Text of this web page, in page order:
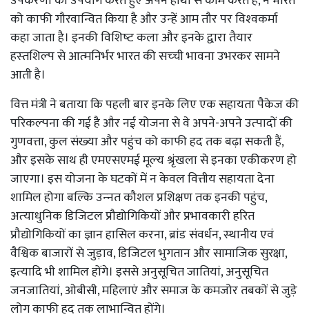
को काफी गौरवान्वित किया है और उन्‍हें आम तौर पर विश्‍वकर्मा
कहा जाता है। इनकी विशिष्‍ट कला और इनके द्वारा तैयार
हस्‍तशिल्‍प से आत्‍मनिर्भर भारत की सच्‍ची भावना उभरकर सामने
आती है।
वित्त मंत्री ने बताया कि पहली बार इनके लिए एक सहायता पैकेज की
परिकल्‍पना की गई है और नई योजना से वे अपने-अपने उत्‍पादों की
गुणवत्ता, कुल संख्‍या और पहुंच को काफी हद तक बढ़ा सकती हैं,
और इसके साथ ही एमएसएमई मूल्‍य श्रृंखला से इनका एकीकरण हो
जाएगा। इस योजना के घटकों में न केवल वित्तीय सहायता देना
शामिल होगा बल्कि उन्‍नत कौशल प्रशिक्षण तक इनकी पहुंच,
अत्‍याधुनिक डिजिटल प्रौद्योगिकियों और प्रभावकारी हरित
प्रौद्योगिकियों का ज्ञान हासिल करना, ब्रांड संवर्धन, स्‍थानीय एवं
वैश्विक बाजारों से जुड़ाव, डिजिटल भुगतान और सामाजिक सुरक्षा,
इत्‍यादि भी शामिल होंगे। इससे अनुसूचित जातियां, अनुसूचित
जनजातियां, ओबीसी, महिलाएं और समाज के कमजोर तबकों से जुड़े
लोग काफी हद तक लाभान्वित होंगे।